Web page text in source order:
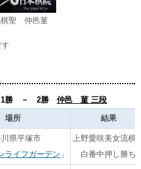
棋聖 仲邑菫
勝 － 2勝 仲邑 菫 三段
場所 結果
県平塚市
ライフガーデン 」
上野愛咲美女流棋
白番中押し勝ち